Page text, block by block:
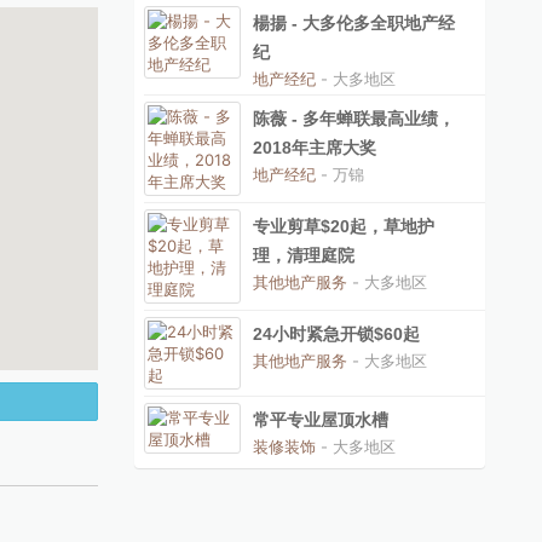
楊揚 - 大多伦多全职地产经
纪
地产经纪 - 大多地区
陈薇 - 多年蝉联最高业绩，
2018年主席大奖
地产经纪 - 万锦
专业剪草$20起，草地护
理，清理庭院
其他地产服务 - 大多地区
24小时紧急开锁$60起
其他地产服务 - 大多地区
常平专业屋顶水槽
装修装饰 - 大多地区